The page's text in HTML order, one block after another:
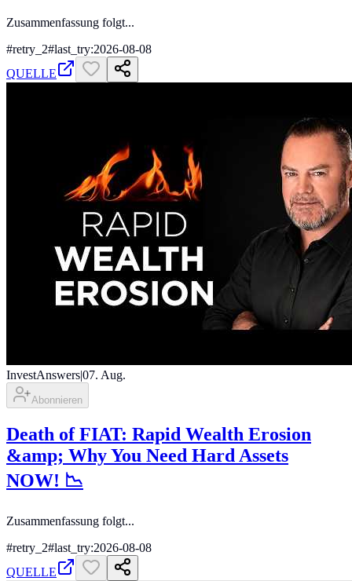
Zusammenfassung folgt...
#retry_2#last_try:2026-08-08
QUELLE
InvestAnswers|07. Aug.
Abonnieren
Death of FIAT: Rapid Wealth Erosion
&amp; Why You Need Hard Assets
NOW! 📉
Zusammenfassung folgt...
#retry_2#last_try:2026-08-08
QUELLE